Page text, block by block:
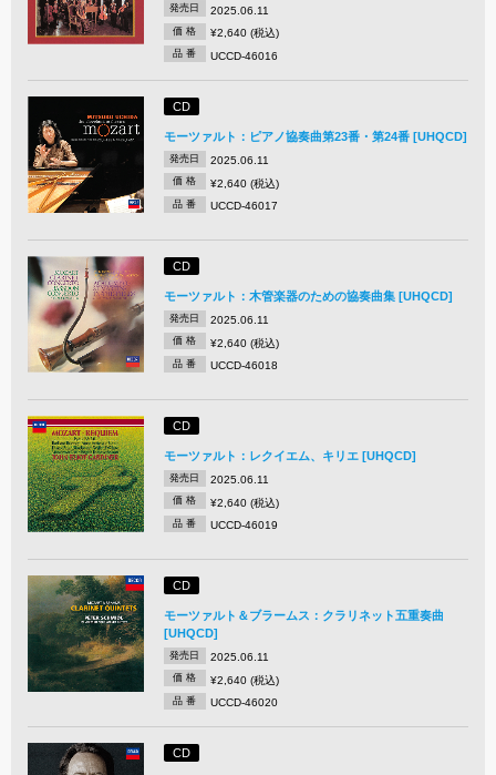
発売日 2025.06.11
価 格 ¥2,640 (税込)
品 番 UCCD-46016
CD
モーツァルト：ピアノ協奏曲第23番・第24番 [UHQCD]
発売日 2025.06.11
価 格 ¥2,640 (税込)
品 番 UCCD-46017
CD
モーツァルト：木管楽器のための協奏曲集 [UHQCD]
発売日 2025.06.11
価 格 ¥2,640 (税込)
品 番 UCCD-46018
CD
モーツァルト：レクイエム、キリエ [UHQCD]
発売日 2025.06.11
価 格 ¥2,640 (税込)
品 番 UCCD-46019
CD
モーツァルト＆ブラームス：クラリネット五重奏曲
[UHQCD]
発売日 2025.06.11
価 格 ¥2,640 (税込)
品 番 UCCD-46020
CD